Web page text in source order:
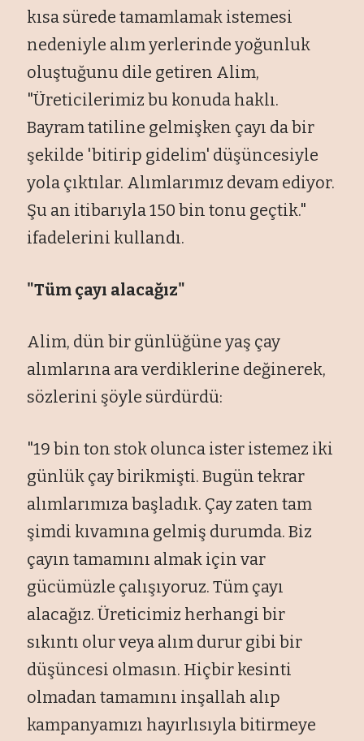
kısa sürede tamamlamak istemesi
nedeniyle alım yerlerinde yoğunluk
oluştuğunu dile getiren Alim,
"Üreticilerimiz bu konuda haklı.
Bayram tatiline gelmişken çayı da bir
şekilde 'bitirip gidelim' düşüncesiyle
yola çıktılar. Alımlarımız devam ediyor.
Şu an itibarıyla 150 bin tonu geçtik."
ifadelerini kullandı.
"Tüm çayı alacağız"
Alim, dün bir günlüğüne yaş çay
alımlarına ara verdiklerine değinerek,
sözlerini şöyle sürdürdü:
"19 bin ton stok olunca ister istemez iki
günlük çay birikmişti. Bugün tekrar
alımlarımıza başladık. Çay zaten tam
şimdi kıvamına gelmiş durumda. Biz
çayın tamamını almak için var
gücümüzle çalışıyoruz. Tüm çayı
alacağız. Üreticimiz herhangi bir
sıkıntı olur veya alım durur gibi bir
düşüncesi olmasın. Hiçbir kesinti
olmadan tamamını inşallah alıp
kampanyamızı hayırlısıyla bitirmeye